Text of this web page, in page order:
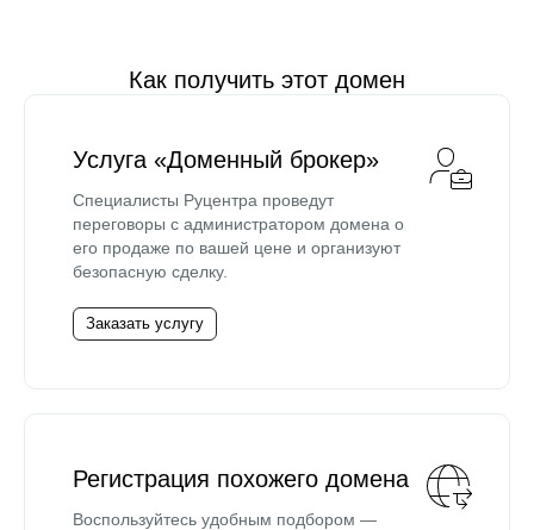
Как получить этот домен
Услуга «Доменный брокер»
Специалисты Руцентра проведут
переговоры с администратором домена о
его продаже по вашей цене и организуют
безопасную сделку.
Заказать услугу
Регистрация похожего домена
Воспользуйтесь удобным подбором —